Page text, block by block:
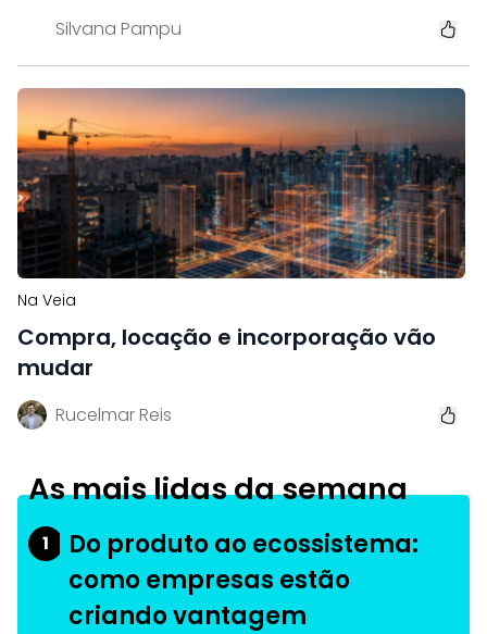
Silvana Pampu
Na Veia
Compra, locação e incorporação vão
mudar
Rucelmar Reis
As mais lidas da semana
1
Do produto ao ecossistema:
como empresas estão
criando vantagem